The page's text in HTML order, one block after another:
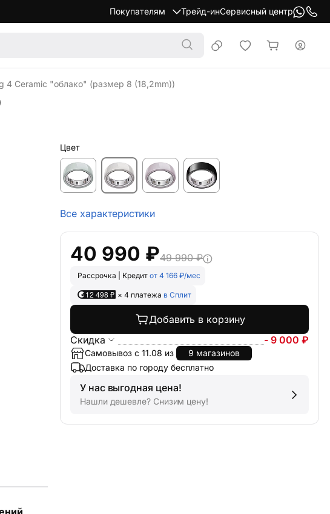
Покупателям Трейд-инСервисный центр
4 Ceramic "облако" (размер 8 (18,2mm))
,
Цвет
Все характеристики
40 990 ₽49 990 ₽
Рассрочка | Кредит от 4 166 ₽/мес
12 498 ₽ × 4 платежа в Сплит
Добавить в корзину
Скидка
- 9 000 ₽
Самовывоз с 11.08 из
9 магазинов
Доставка по городу бесплатно
У нас выгодная цена!
Нашли дешевле? Снизим цену!